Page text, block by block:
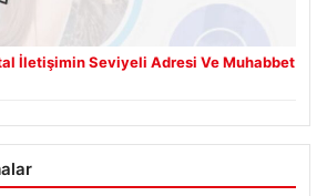
İletişimin Seviyeli Adresi Ve Muhabbet